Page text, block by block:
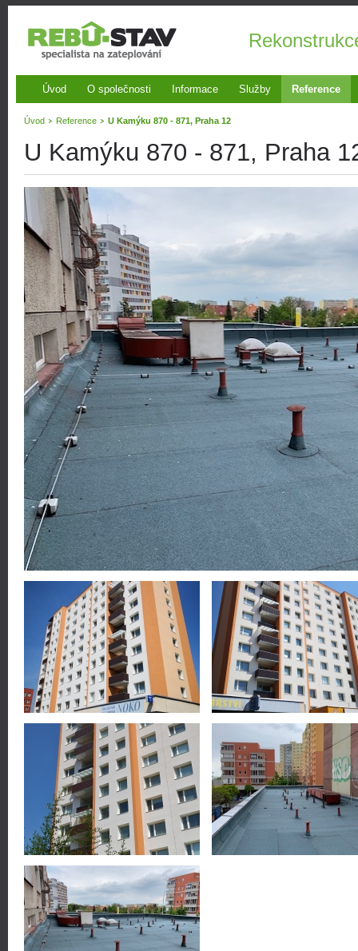
Úvod O společnosti Informace Služby Reference
Úvod Reference U Kamýku 870 - 871, Praha 12
U Kamýku 870 - 871, Praha